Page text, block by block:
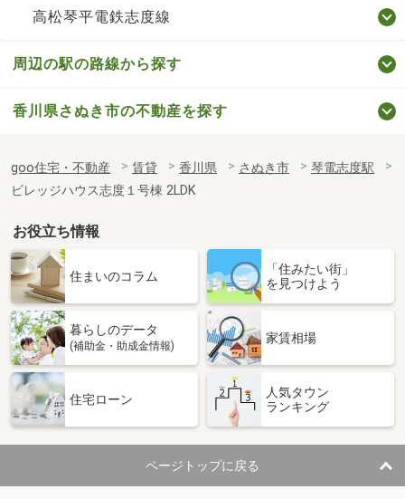
高松琴平電鉄志度線
周辺の駅の路線から探す
香川県さぬき市の不動産を探す
goo住宅・不動産 賃貸 香川県 さぬき市
琴電志度駅
ビレッジハウス志度１号棟 2LDK
お役立ち情報
住まいのコラム
「住みたい街」
を見つけよう
暮らしのデータ
(補助金・助成金情報)
家賃相場
住宅ローン
人気タウン
ランキング
ページトップに戻る